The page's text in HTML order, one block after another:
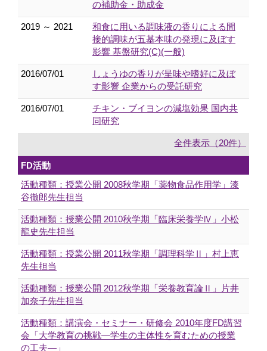
の補助金・助成金
2019 ～ 2021
和食に用いる調味液の香りによる間
接的調味が五基本味の発現に及ぼす
影響 基盤研究(C)(一般)
2016/07/01
しょうゆの香りが呈味や嗜好に及ぼ
す影響 企業からの受託研究
2016/07/01
チキン・ブイヨンの減塩効果 国内共
同研究
全件表示（20件）
FD活動
活動種類：授業公開 2008秋学期「薬物食品作用学」漆
谷徹郎先生担当
活動種類：授業公開 2010秋学期「臨床栄養学Ⅳ」小松
龍史先生担当
活動種類：授業公開 2011秋学期「調理科学Ⅱ」村上恵
先生担当
活動種類：授業公開 2012秋学期「栄養教育論Ⅱ」片井
加奈子先生担当
活動種類：講演会・セミナー・研修会 2010年度FD講習
会「大学教育の挑戦―学生の主体性を育むための授業
の工夫―」